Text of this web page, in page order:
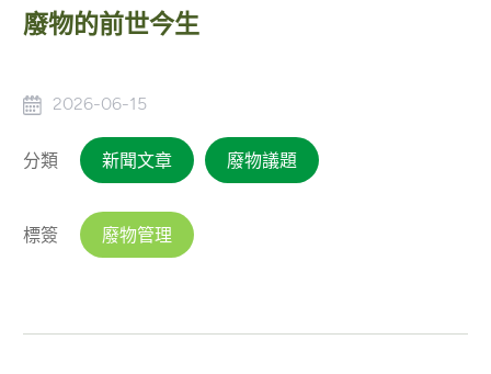
廢物的前世今生
2026-06-15
分類 新聞文章 廢物議題
標簽 廢物管理